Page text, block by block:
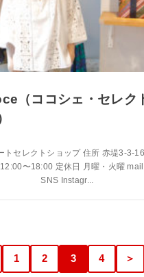
（ココシェ・セレク
トセレクトショップ 住所 赤堤3-3-
12:00〜18:00 定休日 月曜・火曜
1 2 3 4 ＞